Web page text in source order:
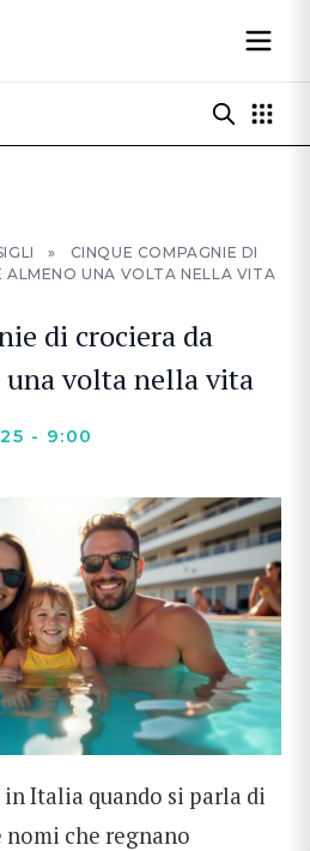
»
CINQUE COMPAGNIE DI
ALMENO UNA VOLTA NELLA VITA
di crociera da
una volta nella vita
- 9:00
Italia quando si parla di
nomi che regnano